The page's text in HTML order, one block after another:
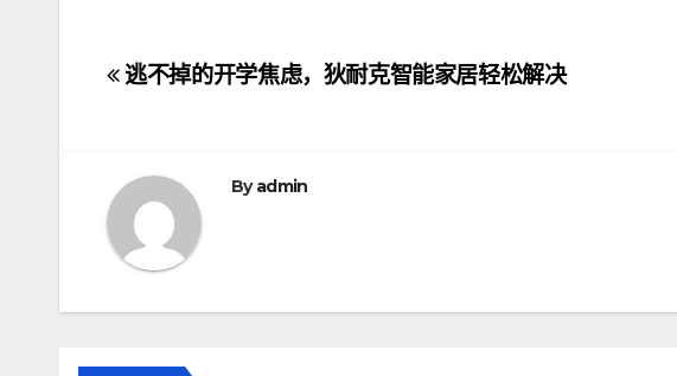
文
导
航
逃不掉的开学焦虑，狄耐克智能家居轻松解决
Byadmin